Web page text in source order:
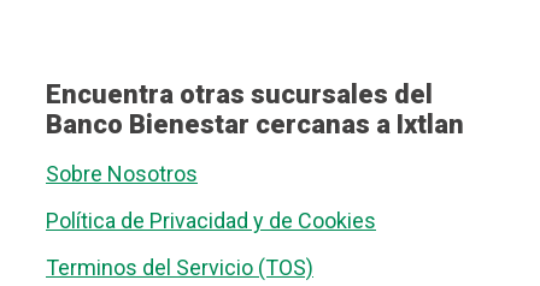
Encuentra otras sucursales del
Banco Bienestar cercanas a Ixtlan
Sobre Nosotros
Política de Privacidad y de Cookies
Terminos del Servicio (TOS)